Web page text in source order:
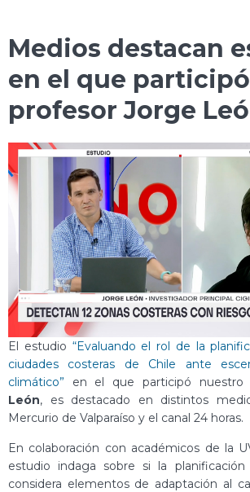
Medios destacan
en el que
profesor Jorge
El estudio “Evaluando el rol de la
ciudades costeras de Chile ante
climático” en el que participó
León, es destacado en distintos
Mercurio de Valparaíso y el canal 24 horas.
En colaboración con académicos de la
estudio indaga sobre si la
considera elementos de adaptación al